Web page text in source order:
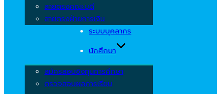
สายตรงคณะบดี
สายตรงฝ่ายการเงิน
ระบบบุคลากร
นักศึกษา
สมัครสอบชิงทุนการศึกษา
ตรวจสอบผลการเรียน